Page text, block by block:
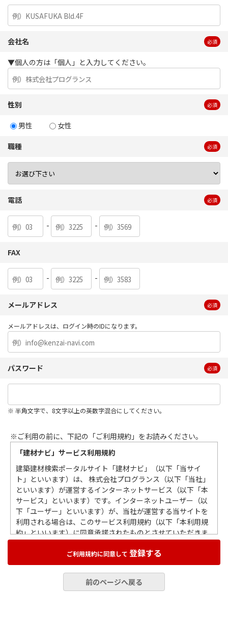
会社名 必須
▼個人の方は「個人」と入力してください。
性別 必須
男性 女性
職種 必須
電話 必須
- -
FAX
- -
メールアドレス 必須
メールアドレスは、ログイン時のIDになります。
パスワード 必須
※ 半角文字で、8文字以上の英数字混合にしてください。
※ご利用の前に、下記の「ご利用規約」をお読みください。
「建材ナビ」サービス利用規約
建築建材検索ポータルサイト「建材ナビ」（以下「当サイ
ト」といいます）は、 株式会社プログランス（以下「当社」
といいます）が運営するインターネットサービス（以下「本
サービス」といいます）です。インターネットユーザー（以
下「ユーザー」といいます）が、当社が運営する当サイトを
利用される場合は、このサービス利用規約（以下「本利用規
約」といいます）に同意承諾されたものとさせていただきま
当社の本利用規約は、ユーザーによる当サイトの利用すべて
ご利用規約に同意して 登録する
前のページへ戻る